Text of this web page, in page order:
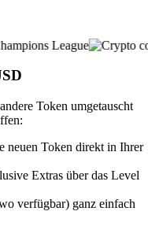
Token umgetauscht
neuen Token direkt in Ihrer
Extras über das Level
verfügbar) ganz einfach